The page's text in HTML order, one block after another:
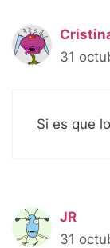
31
Si es que
JR
31